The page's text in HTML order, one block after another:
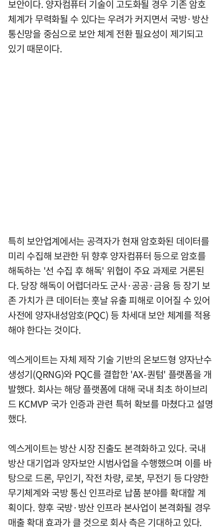
보안이다. 양자컴퓨터 기술이 고도화될 경우 기존 암호
체계가 무력화될 수 있다는 우려가 커지면서 국방·방산
통신망을 중심으로 보안 체계 전환 필요성이 제기되고
있기 때문이다.
특히 보안업계에서는 공격자가 현재 암호화된 데이터를
미리 수집해 보관한 뒤 향후 양자컴퓨터 등으로 암호를
해독하는 '선 수집 후 해독' 위협이 주요 과제로 거론된
다. 당장 해독이 어렵더라도 군사·공공·금융 등 장기 보
존 가치가 큰 데이터는 훗날 유출 피해로 이어질 수 있어
사전에 양자내성암호(PQC) 등 차세대 보안 체계를 적용
해야 한다는 것이다.
엑스게이트는 자체 제작 기술 기반의 온보드형 양자난수
생성기(QRNG)와 PQC를 결합한 'AX-퀀텀' 플랫폼을 개
발했다. 회사는 해당 플랫폼에 대해 국내 최초 하이브리
드 KCMVP 국가 인증과 관련 특허 확보를 마쳤다고 설명
했다.
엑스게이트는 방산 시장 진출도 본격화하고 있다. 국내
방산 대기업과 양자보안 시범사업을 수행했으며 이를 바
탕으로 드론, 무인기, 작전 차량, 로봇, 무전기 등 다양한
무기체계와 국방 통신 인프라로 납품 분야를 확대할 계
획이다. 향후 국방·방산 인프라 본사업이 본격화될 경우
매출 확대 효과가 클 것으로 회사 측은 기대하고 있다.